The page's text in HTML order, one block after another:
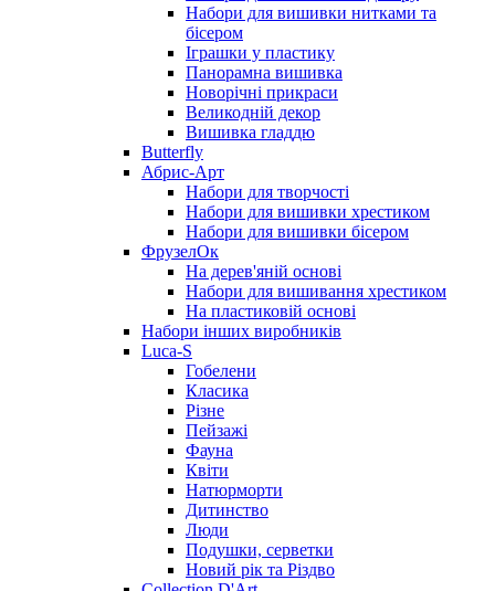
Набори для вишивки нитками та
бісером
Іграшки у пластику
Панорамна вишивка
Новорічні прикраси
Великодній декор
Вишивка гладдю
Butterfly
Абрис-Арт
Набори для творчості
Набори для вишивки хрестиком
Набори для вишивки бісером
ФрузелОк
На дерев'яній основі
Набори для вишивання хрестиком
На пластиковій основі
Набори інших виробників
Luca-S
Гобелени
Класика
Різне
Пейзажі
Фауна
Квіти
Натюрморти
Дитинство
Люди
Подушки, серветки
Новий рік та Різдво